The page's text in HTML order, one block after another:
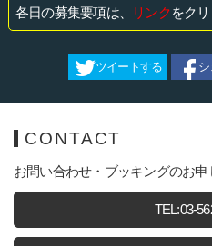
各日の募集要項は、
リンクをク
ツイートする
CONTACT
お問い合わせ・ブッキングのお
TEL:03-